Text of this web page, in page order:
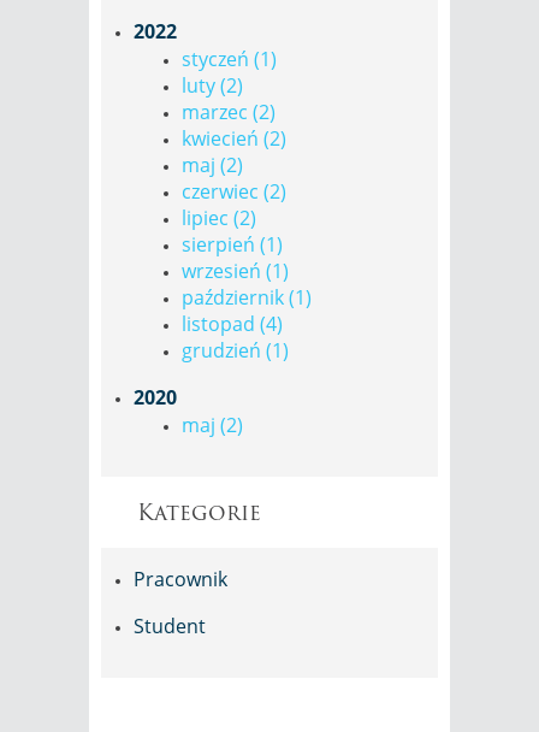
2022
styczeń (1)
luty (2)
marzec (2)
kwiecień (2)
maj (2)
czerwiec (2)
lipiec (2)
sierpień (1)
wrzesień (1)
październik (1)
listopad (4)
grudzień (1)
2020
maj (2)
Kategorie
Pracownik
Student